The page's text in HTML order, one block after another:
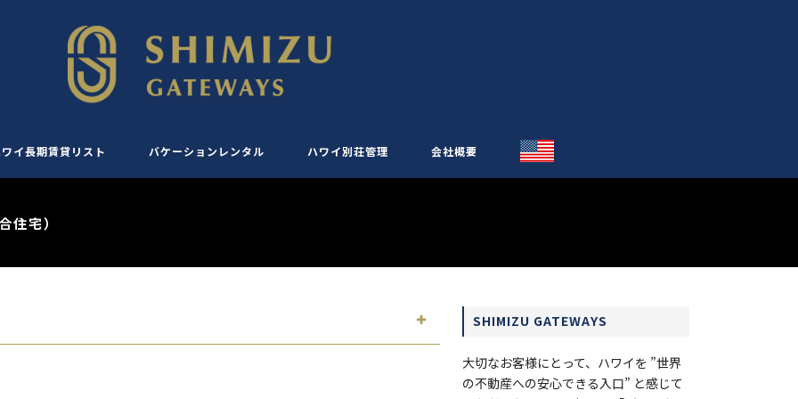
イ長期賃貸リスト バケーションレンタル ハワイ別荘管理 会社概要
住宅）
SHIMIZU GATEWAYS
大切なお客様にとって、ハワイを ”世界
の不動産への安心できる入口” と感じて